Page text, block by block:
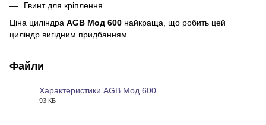
Гвинт для кріплення
Ціна циліндра AGB Мод 600 найкраща, що робить цей
циліндр вигідним придбанням.
Файли
Характеристики AGB Мод 600
93 КБ